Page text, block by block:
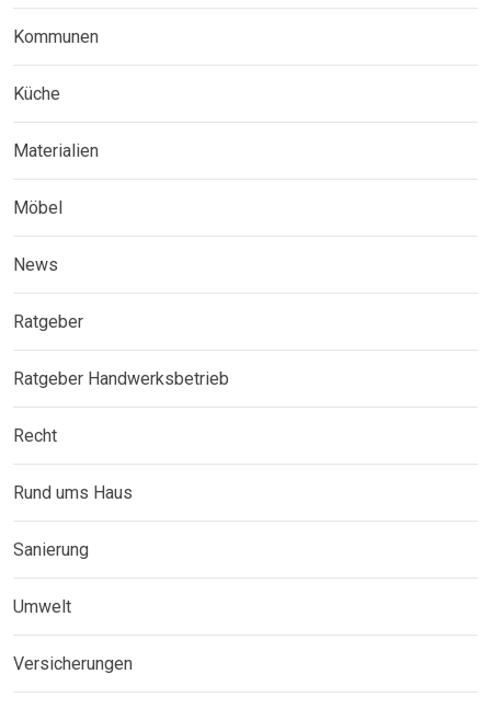
Kommunen
Küche
Materialien
Möbel
News
Ratgeber
Ratgeber Handwerksbetrieb
Recht
Rund ums Haus
Sanierung
Umwelt
Versicherungen